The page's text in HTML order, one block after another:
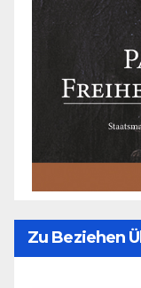
Zu Beziehen